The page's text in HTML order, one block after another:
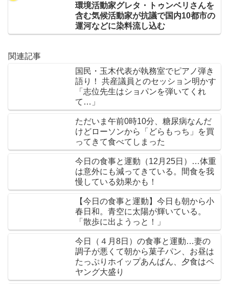
環境活動家グレタ・トゥンベリさんを
含む気候活動家が抗議で国内10都市の
運河などに染料流し込む
関連記事
国民・玉木代表が執務室でピアノ弾き
語り！ 共産議員とのセッション明かす
「志位先生はショパンを弾いてくれ
て…」
ただいま午前0時10分、糖尿病なんだ
けどローソンから「どらもっち」を買
ってきて食べてしまった
今日の食事と運動（12月25日）…体重
は意外にも減ってきている。間食を我
慢している効果かも！
【今日の食事と運動】今日も朝から小
春日和。青空に太陽が輝いている。
「散歩に出ようっと！」
今日（４月8日）の食事と運動…妻の
調子が悪くて朝から菓子パン、お昼は
たっぷりホイップあんぱん、夕食はペ
ヤング大盛り